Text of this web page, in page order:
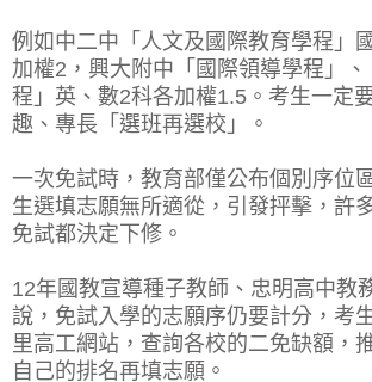
例如中二中「人文及國際教育學程」
加權2，興大附中「國際領導學程」
程」英、數2科各加權1.5。考生一定
趣、專長「選班再選校」。
一次免試時，教育部僅公布個別序位
生選填志願無所適從，引發抨擊，許
免試都決定下修。
12年國教宣導種子教師、忠明高中教
說，免試入學的志願序仍要計分，考
里高工網站，查詢各校的二免缺額，
自己的排名再填志願。